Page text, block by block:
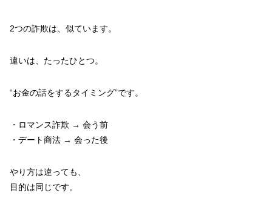
2つの詐欺は、似ています。
違いは、たったひとつ。
“お金の話をするタイミング”です。
・ロマンス詐欺 → 会う前
・デート商法 → 会った後
やり方は違っても、
目的は同じです。